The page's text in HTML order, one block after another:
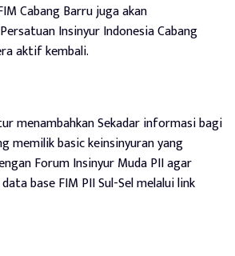
Cabang Barru juga akan
Insinyur Indonesia Cabang
aktif kembali.
menambahkan Sekadar informasi bagi
memilik basic keinsinyuran yang
Forum Insinyur Muda PII agar
base FIM PII Sul-Sel melalui link